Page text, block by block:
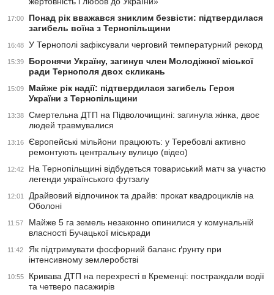
17:00
Понад рік вважався зниклим безвісти: підтвердилася
загибель воїна з Тернопільщини
16:48 У Тернополі зафіксували черговий температурний рекорд
15:39
Боронячи Україну, загинув член Молодіжної міської
ради Тернополя двох скликань
15:09
Майже рік надії: підтвердилася загибель Героя
України з Тернопільщини
13:38
Смертельна ДТП на Підволочищині: загинула жінка, двоє
людей травмувалися
13:16
Європейські мільйони працюють: у Теребовлі активно
ремонтують центральну вулицю (відео)
12:42
На Тернопільщині відбудеться товариський матч за участю
легенди українського футзалу
12:01
Драйвовий відпочинок та драйв: прокат квадроциклів на
Оболоні
11:57
Майже 5 га земель незаконно опинилися у комунальній
власності Бучацької міськради
11:42
Як підтримувати фосфорний баланс ґрунту при
інтенсивному землеробстві
10:55
Кривава ДТП на перехресті в Кременці: постраждали водії
та четверо пасажирів